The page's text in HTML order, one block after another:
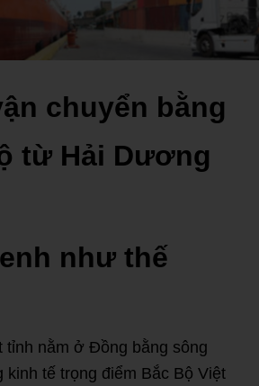
chuyển bằng
từ Hải Dương
như thế
tỉnh nằm ở Đồng bằng sông
kinh tế trọng điểm Bắc Bộ Việt